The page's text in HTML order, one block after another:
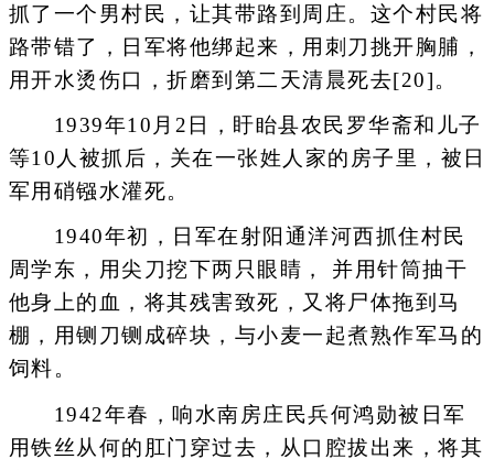
抓了一个男村民，让其带路到周庄。这个村民将
路带错了，日军将他绑起来，用刺刀挑开胸脯，
用开水烫伤口，折磨到第二天清晨死去[20]。
1939年10月2日，盱眙县农民罗华斋和儿子
等10人被抓后，关在一张姓人家的房子里，被日
军用硝镪水灌死。
1940年初，日军在射阳通洋河西抓住村民
周学东，用尖刀挖下两只眼睛， 并用针筒抽干
他身上的血，将其残害致死，又将尸体拖到马
棚，用铡刀铡成碎块，与小麦一起煮熟作军马的
饲料。
1942年春，响水南房庄民兵何鸿勋被日军
用铁丝从何的肛门穿过去，从口腔拔出来，将其